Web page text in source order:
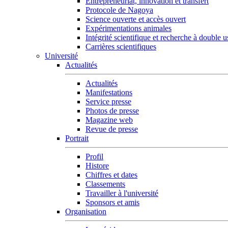
Protocole de Nagoya
Science ouverte et accès ouvert
Expérimentations animales
Intégrité scientifique et recherche à double
Carrières scientifiques
Université
Actualités
Actualités
Manifestations
Service presse
Photos de presse
Magazine web
Revue de presse
Portrait
Profil
Histore
Chiffres et dates
Classements
Travailler à l'université
Sponsors et amis
Organisation